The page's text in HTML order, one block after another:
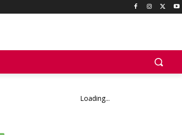
Loading...